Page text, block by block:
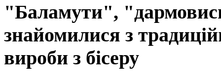
"Баламути",
знайомилися з
вироби з бісеру